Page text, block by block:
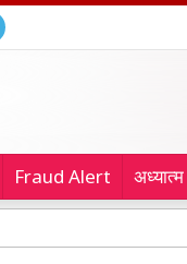
Fraud Alert अध्यात्म